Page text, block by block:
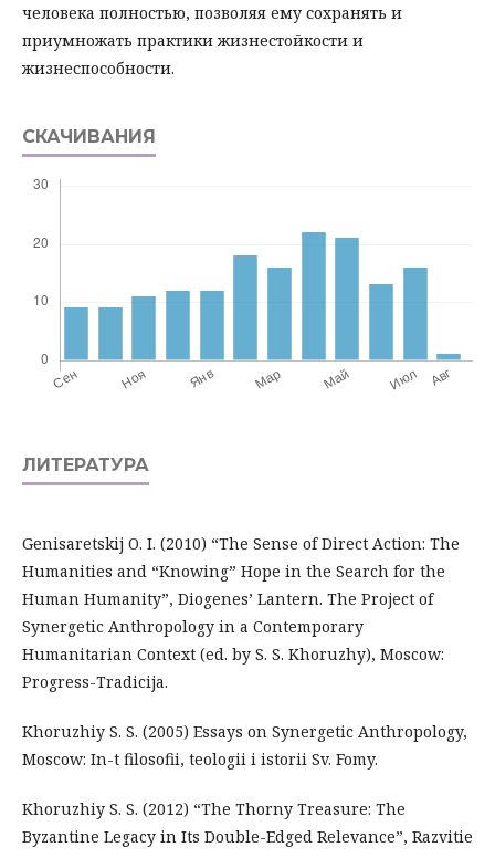
человека полностью, позволяя ему сохранять и
приумножать практики жизнестойкости и
жизнеспособности.
СКАЧИВАНИЯ
ЛИТЕРАТУРА
Genisaretskij O. I. (2010) “The Sense of Direct Action: The
Humanities and “Knowing” Hope in the Search for the
Human Humanity”, Diogenes’ Lantern. The Project of
Synergetic Anthropology in a Contemporary
Humanitarian Context (ed. by S. S. Khoruzhy), Moscow:
Progress-Tradicija.
Khoruzhiy S. S. (2005) Essays on Synergetic Anthropology,
Moscow: In-t filosofii, teologii i istorii Sv. Fomy.
Khoruzhiy S. S. (2012) “The Thorny Treasure: The
Byzantine Legacy in Its Double-Edged Relevance”, Razvitie